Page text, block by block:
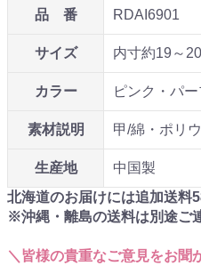
品 番
RDAI6901
サイズ 内寸約19～
カラー ピンク・パ
素材説明 甲/綿・ポリ
生産地
中国製
北海道のお届けには追加送料
※沖縄・離島の送料は別途ご
＼皆様の貴重なご意見をお聞